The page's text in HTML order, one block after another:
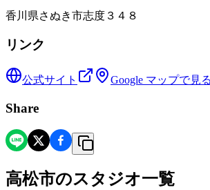
香川県さぬき市志度３４８
リンク
公式サイト Google マップで見る
Share
高松市のスタジオ一覧